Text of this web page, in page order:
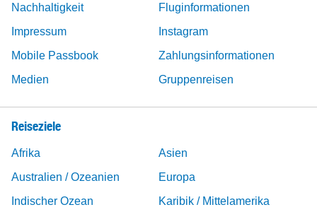
Nachhaltigkeit
Fluginformationen
Impressum
Instagram
Mobile Passbook
Zahlungsinformationen
Medien
Gruppenreisen
Reiseziele
Afrika
Asien
Australien / Ozeanien
Europa
Indischer Ozean
Karibik / Mittelamerika